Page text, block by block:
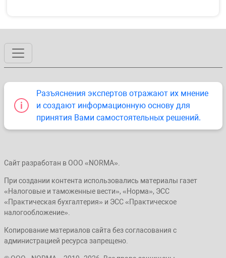
Разъяснения экспертов отражают их мнение
и создают информационную основу для
принятия Вами самостоятельных решений.
Сайт разработан в ООО «NORMA».
При создании контента использовались материалы газет
«Налоговые и таможенные вести», «Норма», ЭСС
«Практическая бухгалтерия» и ЭСС «Практическое
налогообложение».
Копирование материалов сайта без согласования с
администрацией ресурса запрещено.